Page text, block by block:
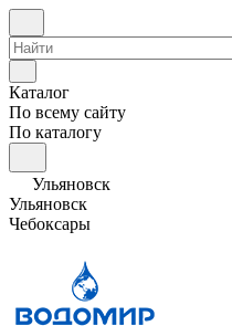
Каталог
По всему сайту
По каталогу
Ульяновск
Ульяновск
Чебоксары